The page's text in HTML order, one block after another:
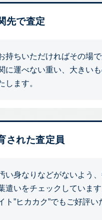
先で査定
持ちいただければその場
に運べない重い、大きい
します。
された査定員
い身なりなどがないよう
遣いをチェックしていま
ト”ヒカカク”でもご好評い